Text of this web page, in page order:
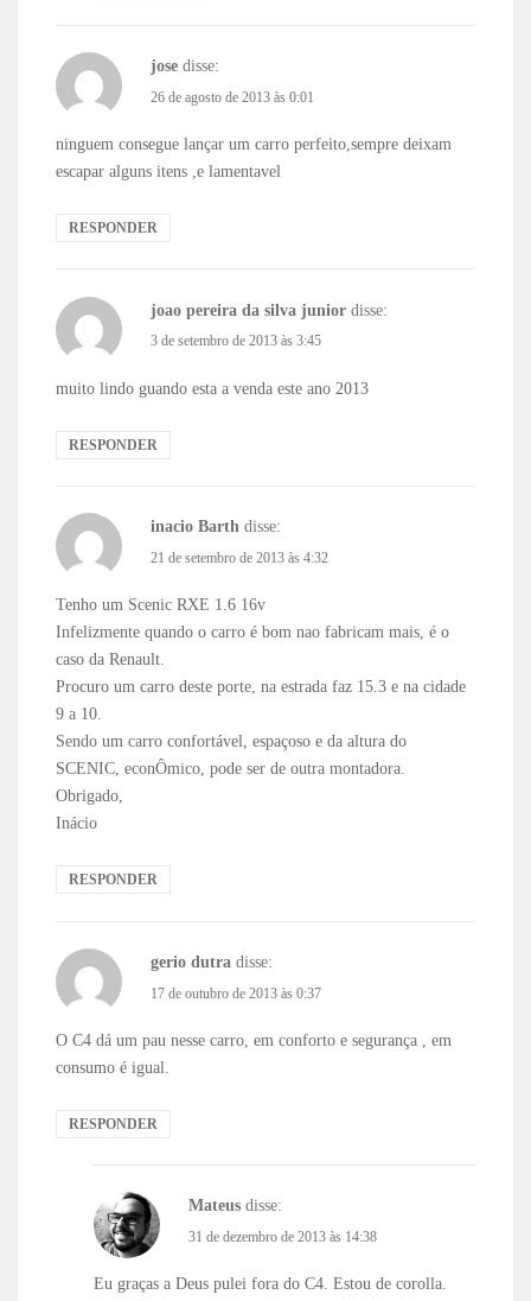
jose disse:
26 de agosto de 2013 às 0:01
ninguem consegue lançar um carro perfeito,sempre deixam
escapar alguns itens ,e lamentavel
RESPONDER
joao pereira da silva junior disse:
3 de setembro de 2013 às 3:45
muito lindo guando esta a venda este ano 2013
RESPONDER
inacio Barth disse:
21 de setembro de 2013 às 4:32
Tenho um Scenic RXE 1.6 16v
Infelizmente quando o carro é bom nao fabricam mais, é o
caso da Renault.
Procuro um carro deste porte, na estrada faz 15.3 e na cidade
9 a 10.
Sendo um carro confortável, espaçoso e da altura do
SCENIC, econÔmico, pode ser de outra montadora.
Obrigado,
Inácio
RESPONDER
gerio dutra disse:
17 de outubro de 2013 às 0:37
O C4 dá um pau nesse carro, em conforto e segurança , em
consumo é igual.
RESPONDER
Mateus disse:
31 de dezembro de 2013 às 14:38
Eu graças a Deus pulei fora do C4. Estou de corolla.